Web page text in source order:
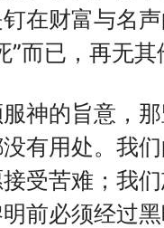
在财富与名
而已，再无其
神的旨意，
有用处。我
受苦难；我
前必须经过